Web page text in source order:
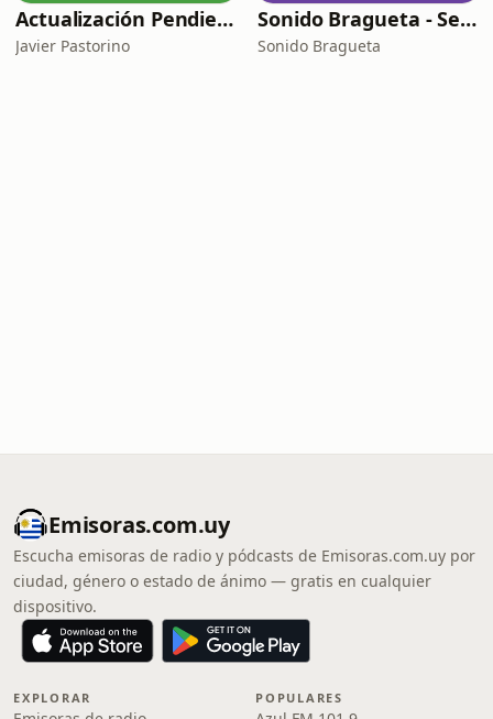
Actualización Pendiente | Innovar lo público
Javier Pastorino
Sonido Bragueta - Servicio de compañía
Sonido Bragueta
Emisoras.com.uy
Escucha emisoras de radio y pódcasts de Emisoras.com.uy por
ciudad, género o estado de ánimo — gratis en cualquier
dispositivo.
EXPLORAR POPULARES